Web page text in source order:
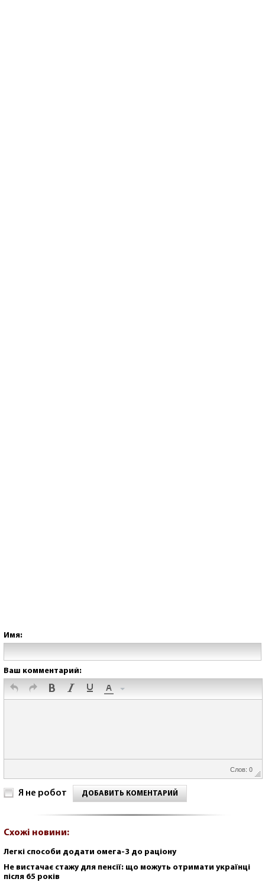
Имя:
Ваш комментарий:
Слов: 0
Я не робот ДОБАВИТЬ КОМЕНТАРИЙ
Схожі новини:
Легкі способи додати омега-3 до раціону
Не вистачає стажу для пенсії: що можуть отримати українці
після 65 років